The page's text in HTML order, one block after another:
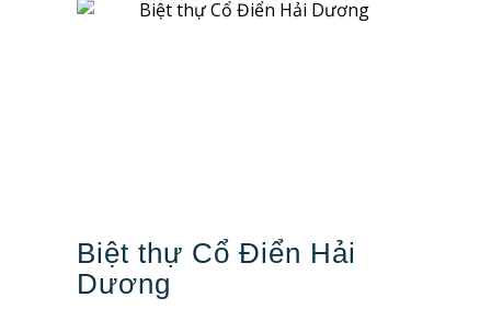
Biệt thự Cổ Điển Hải
Dương